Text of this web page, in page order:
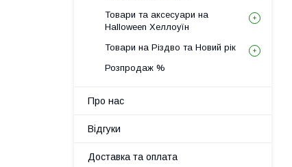
Товари та аксесуари на
Halloween Хеллоуїн
Товари на Різдво та Новий рік
Розпродаж %
Про нас
Відгуки
Доставка та оплата